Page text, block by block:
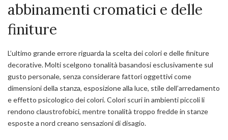
abbinamenti cromatici e delle
finiture
L’ultimo grande errore riguarda la scelta dei colori e delle finiture
decorative. Molti scelgono tonalità basandosi esclusivamente sul
gusto personale, senza considerare fattori oggettivi come
dimensioni della stanza, esposizione alla luce, stile dell’arredamento
e effetto psicologico dei colori. Colori scuri in ambienti piccoli li
rendono claustrofobici, mentre tonalità troppo fredde in stanze
esposte a nord creano sensazioni di disagio.